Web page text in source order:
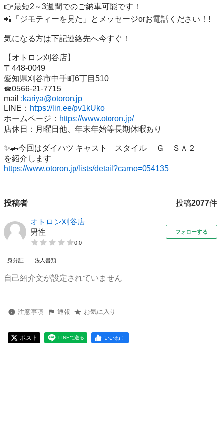
👉最短2～3週間でのご納車可能です！
📲「ジモティーを見た」とメッセージorお電話ください！!
気になる方は下記連絡先へ今すぐ！
【オトロン刈谷店】
〒448-0049
愛知県刈谷市中手町6丁目510
☎0566‐21‐7715
mail :kariya@otoron.jp
LINE： https://lin.ee/pv1kUko
ホームページ： https://www.otoron.jp/
店休日：月曜日他、年末年始等長期休暇あり
✨🚗今回はダイハツ キャスト　スタイル 　Ｇ　ＳＡ２
https://www.otoron.jp/lists/detail?carno=054135
投稿者 投稿2077件
オトロン刈谷店
男性
0.0
フォローする
身分証 法人書類
自己紹介文が設定されていません
注意事項 通報 お気に入り
ポスト LINEで送る いいね！